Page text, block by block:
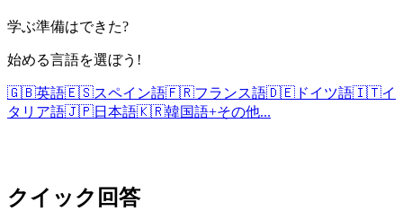
学ぶ準備はできた?
始める言語を選ぼう!
🇬🇧英語🇪🇸スペイン語🇫🇷フランス語🇩🇪 ドイツ語🇮🇹イ
タリア語🇯🇵日本語🇰🇷韓国語+その他...
クイック回答